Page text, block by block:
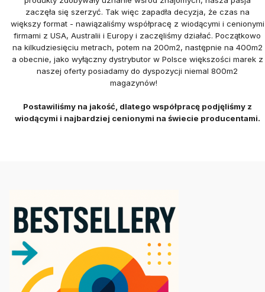
zaczęła się szerzyć. Tak więc zapadła decyzja, że czas na
większy format - nawiązaliśmy współpracę z wiodącymi i cenionymi
firmami z USA, Australii i Europy i zaczęliśmy działać. Początkowo
na kilkudziesięciu metrach, potem na 200m2, następnie na 400m2
a obecnie, jako wyłączny dystrybutor w Polsce większości marek z
naszej oferty posiadamy do dyspozycji niemal 800m2
magazynów!
Postawiliśmy na jakość, dlatego współpracę podjęliśmy z
wiodącymi i najbardziej cenionymi na świecie producentami.